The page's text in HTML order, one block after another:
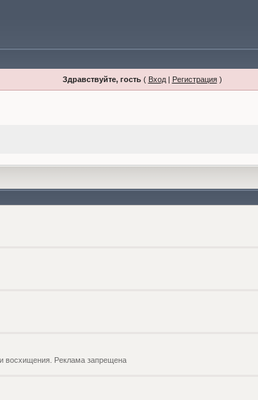
Здравствуйте, гость( Вход| Регистрация)
восхищения. Реклама запрещена